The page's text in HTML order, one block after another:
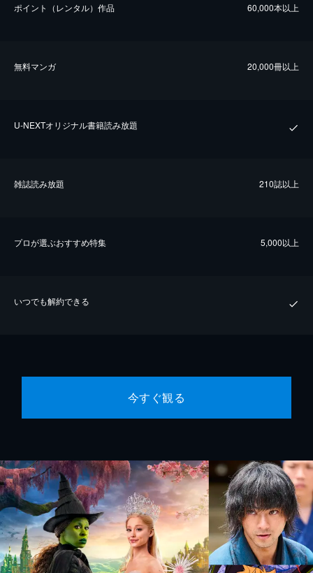
ポイント（レンタル）作品 60,000本以上
無料マンガ 20,000冊以上
U-NEXTオリジナル書籍読み放題
雑誌読み放題 210誌以上
プロが選ぶおすすめ特集 5,000以上
いつでも解約できる
今すぐ観る